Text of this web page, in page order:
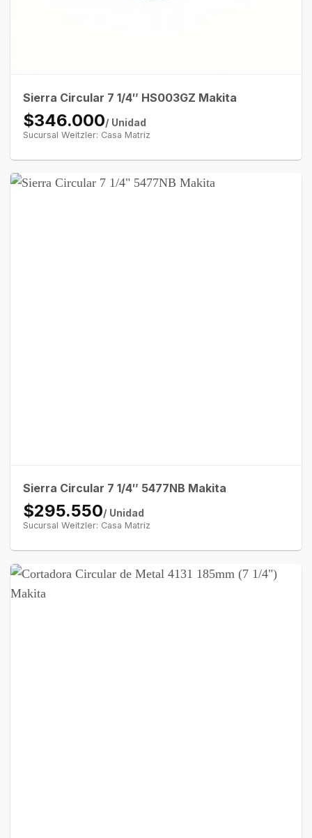
Sierra Circular 7 1/4″ HS003GZ Makita
$346.000/ Unidad
Sucursal Weitzler: Casa Matriz
Sierra Circular 7 1/4″ 5477NB Makita
$295.550/ Unidad
Sucursal Weitzler: Casa Matriz